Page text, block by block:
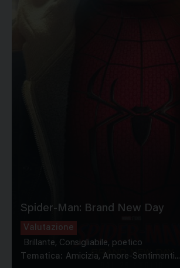
Spider-Man: Brand New Day
Valutazione
Brillante, Consigliabile, poetico
Tematica: Amicizia, Amore-Sentimenti...